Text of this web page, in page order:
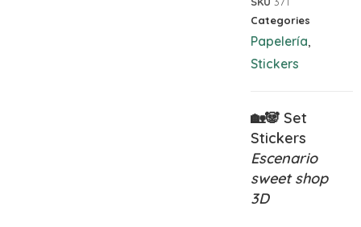
Categories
Papelería
Stickers
🏡🐼 Set
Stickers
Escenario
sweet shop
3D